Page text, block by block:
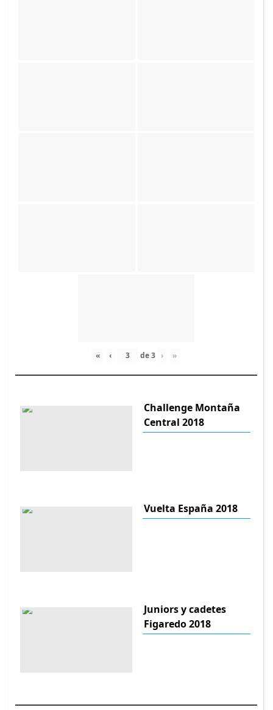
« ‹ de3 › »
Challenge Montaña
Central 2018
Vuelta España 2018
Juniors y cadetes
Figaredo 2018